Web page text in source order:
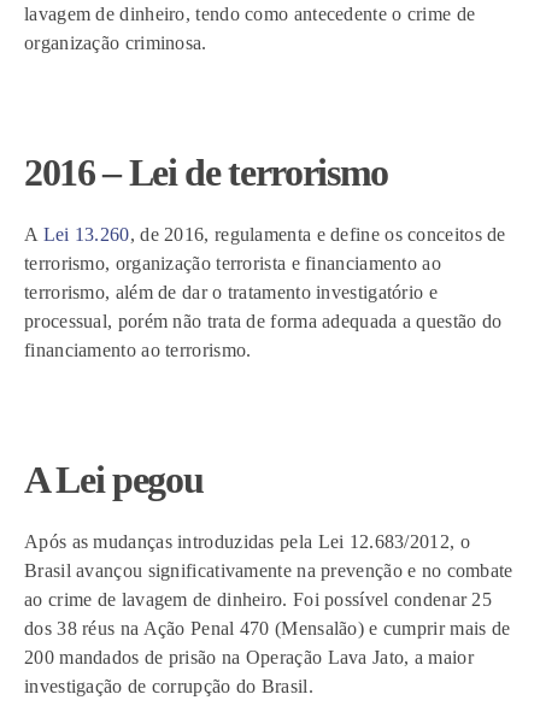
lavagem de dinheiro, tendo como antecedente o crime de
organização criminosa.
2016 – Lei de terrorismo
A Lei 13.260, de 2016, regulamenta e define os conceitos de
terrorismo, organização terrorista e financiamento ao
terrorismo, além de dar o tratamento investigatório e
processual, porém não trata de forma adequada a questão do
financiamento ao terrorismo.
A Lei pegou
Após as mudanças introduzidas pela Lei 12.683/2012, o
Brasil avançou significativamente na prevenção e no combate
ao crime de lavagem de dinheiro. Foi possível condenar 25
dos 38 réus na Ação Penal 470 (Mensalão) e cumprir mais de
200 mandados de prisão na Operação Lava Jato, a maior
investigação de corrupção do Brasil.